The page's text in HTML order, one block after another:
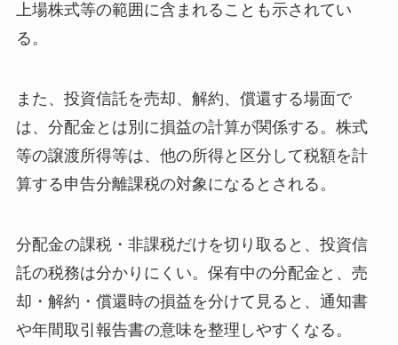
上場株式等の範囲に含まれることも示されてい
る。
また、投資信託を売却、解約、償還する場面で
は、分配金とは別に損益の計算が関係する。株式
等の譲渡所得等は、他の所得と区分して税額を計
算する申告分離課税の対象になるとされる。
分配金の課税・非課税だけを切り取ると、投資信
託の税務は分かりにくい。保有中の分配金と、売
却・解約・償還時の損益を分けて見ると、通知書
や年間取引報告書の意味を整理しやすくなる。